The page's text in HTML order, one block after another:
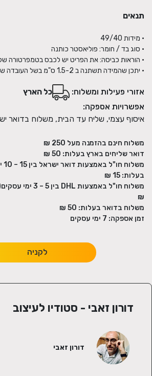
תנאים
• יתכן שהמידה תשתנה ב 1.5-2 ס"מ בשל העובדה שהמוצר נוצר בעבודת יד.
אזורי פעילות ומשלוח:
כל הארץ
אפשרויות אספקה:
איסוף עצמי, שליח עד הבית, משלוח בדואר
משלוח חינם בהזמנה מעל 250
₪
דואר שליחים בארץ בעלות:
בעלות:
משלוח חו"ל באמצעות DHL בין 5 – 3 ימי עסקים( בדולרים) בעלות:
₪
משלוח בדואר בעלות:
זמן אספקה: 7 ימי עסקים
לקניה
דורון זאבי - סטודיו לעיצוב
דורון זאבי